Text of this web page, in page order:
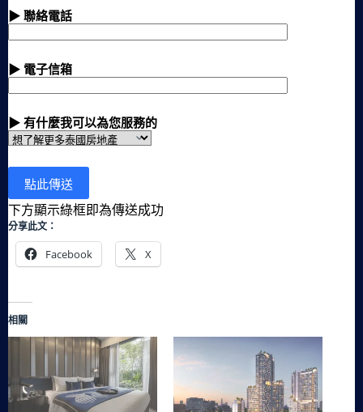
▶ 聯絡電話
▶ 電子信箱
▶ 有什麼我可以為您服務的
下方顯示綠框即為傳送成功
分享此文：
Facebook X
相關